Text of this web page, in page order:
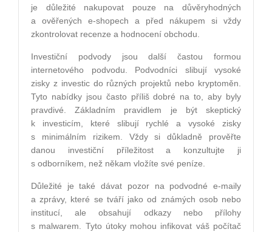
je důležité nakupovat pouze na důvěryhodných
a ověřených e-shopech a před nákupem si vždy
zkontrolovat recenze a hodnocení obchodu.
Investiční podvody jsou další častou formou
internetového podvodu. Podvodníci slibují vysoké
zisky z investic do různých projektů nebo kryptoměn.
Tyto nabídky jsou často příliš dobré na to, aby byly
pravdivé. Základním pravidlem je být skeptický
k investicím, které slibují rychlé a vysoké zisky
s minimálním rizikem. Vždy si důkladně prověřte
danou investiční příležitost a konzultujte ji
s odborníkem, než někam vložíte své peníze.
Důležité je také dávat pozor na podvodné e-maily
a zprávy, které se tváří jako od známých osob nebo
institucí, ale obsahují odkazy nebo přílohy
s malwarem. Tyto útoky mohou infikovat váš počítač